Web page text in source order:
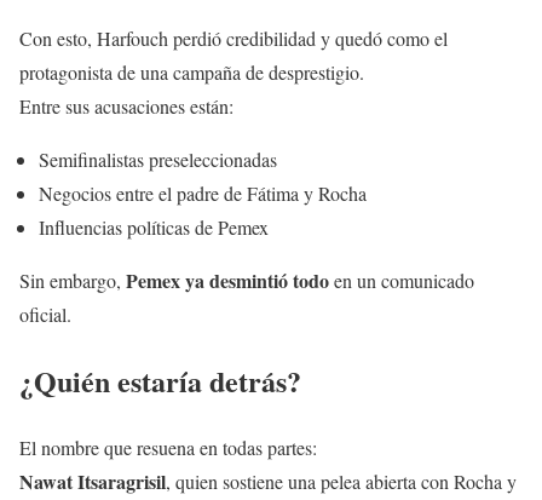
Con esto, Harfouch perdió credibilidad y quedó como el
protagonista de una campaña de desprestigio.
Entre sus acusaciones están:
Semifinalistas preseleccionadas
Negocios entre el padre de Fátima y Rocha
Influencias políticas de Pemex
Sin embargo, Pemex ya desmintió todoen un comunicado
oficial.
¿Quién estaría detrás?
El nombre que resuena en todas partes:
Nawat Itsaragrisil, quien sostiene una pelea abierta con Rocha y